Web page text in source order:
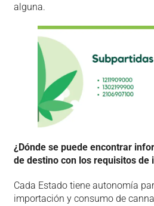
alguna.
¿Dónde se puede encontrar
de destino con los requisitos de
Cada Estado tiene autonomía
importación y consumo de